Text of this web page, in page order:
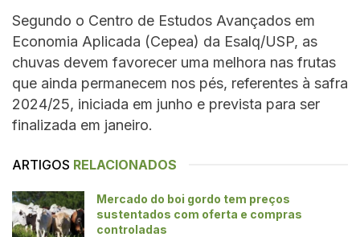
Segundo o Centro de Estudos Avançados em
Economia Aplicada (Cepea) da Esalq/USP, as
chuvas devem favorecer uma melhora nas frutas
que ainda permanecem nos pés, referentes à safra
2024/25, iniciada em junho e prevista para ser
finalizada em janeiro.
ARTIGOS RELACIONADOS
Mercado do boi gordo tem preços
sustentados com oferta e compras
controladas